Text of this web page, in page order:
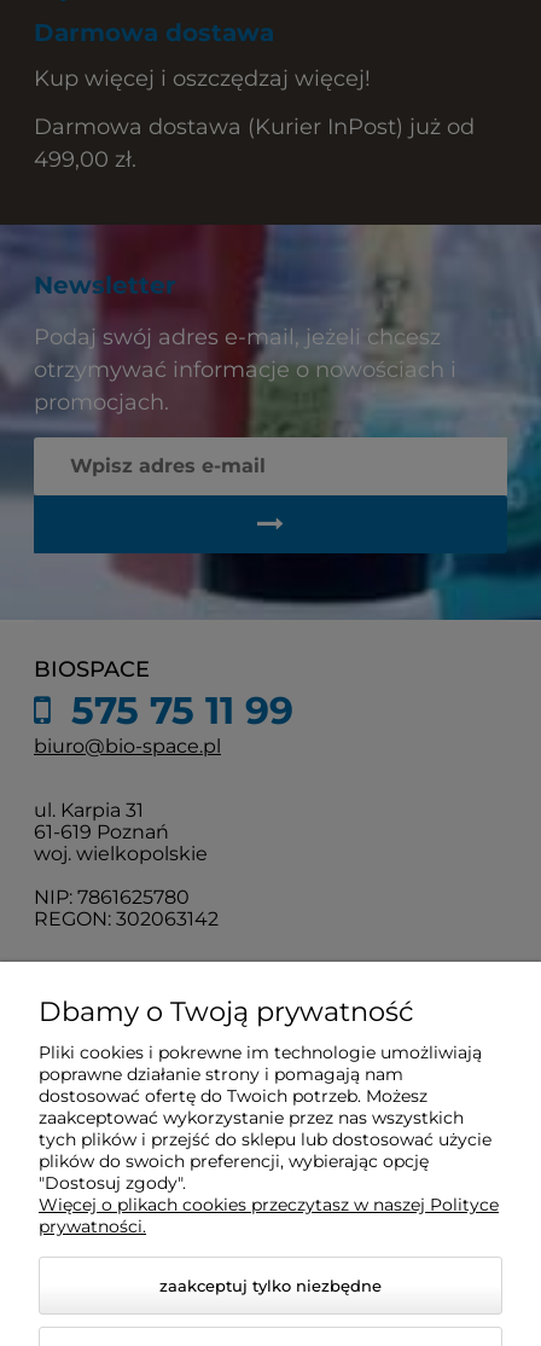
Darmowa dostawa
Kup więcej i oszczędzaj więcej!
Darmowa dostawa (Kurier InPost) już od
499,00 zł.
Newsletter
Podaj swój adres e-mail, jeżeli chcesz
otrzymywać informacje o nowościach i
promocjach.
BIOSPACE
575 75 11 99
biuro@bio-space.pl
ul. Karpia 31
61-619 Poznań
woj. wielkopolskie
NIP: 7861625780
REGON: 302063142
O nas
Obsługa klienta
Pomoc
Moje konto
Dbamy o Twoją prywatność
Pliki cookies i pokrewne im technologie umożliwiają
poprawne działanie strony i pomagają nam
dostosować ofertę do Twoich potrzeb. Możesz
zaakceptować wykorzystanie przez nas wszystkich
tych plików i przejść do sklepu lub dostosować użycie
plików do swoich preferencji, wybierając opcję
"Dostosuj zgody".
Więcej o plikach cookies przeczytasz w naszej Polityce
prywatności.
zaakceptuj tylko niezbędne